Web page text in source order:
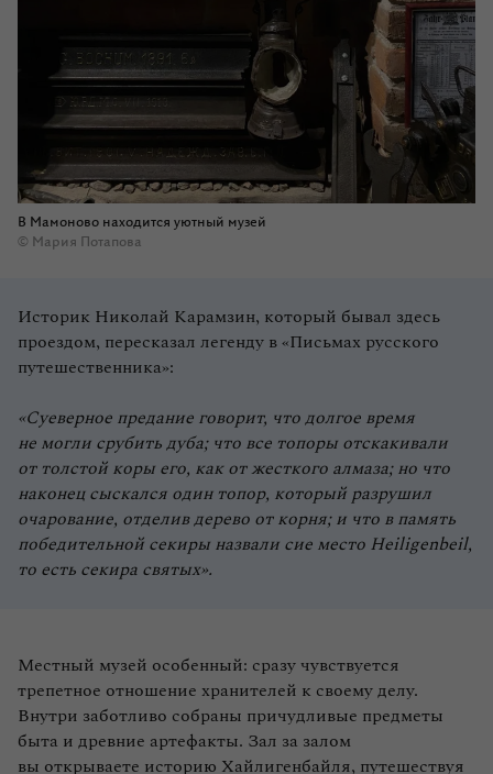
В Мамоново находится уютный музей
© Мария Потапова
Историк Николай Карамзин, который бывал здесь
проездом, пересказал легенду в «Письмах русского
путешественника»:
«Суеверное предание говорит, что долгое время
не могли срубить дуба; что все топоры отскакивали
от толстой коры его, как от жесткого алмаза; но что
наконец сыскался один топор, который разрушил
очарование, отделив дерево от корня; и что в память
победительной секиры назвали сие место Heiligenbeil,
то есть секира святых».
Местный музей особенный: сразу чувствуется
трепетное отношение хранителей к своему делу.
Внутри заботливо собраны причудливые предметы
быта и древние артефакты. Зал за залом
вы открываете историю Хайлигенбайля, путешествуя